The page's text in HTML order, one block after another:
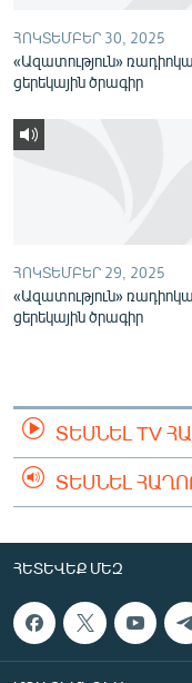
ՀՈԿՏԵՄԲԵՐ 30, 2025
«Ազատություն»
ցերեկային ծրագիր
ՀՈԿՏԵՄԲԵՐ 29, 2025
«Ազատություն»
ցերեկային ծրագիր
ՏԵՍՆԵԼ TV
ՏԵՍՆԵԼ
ՀԵՏԵՎԵՔ ՄԵԶ